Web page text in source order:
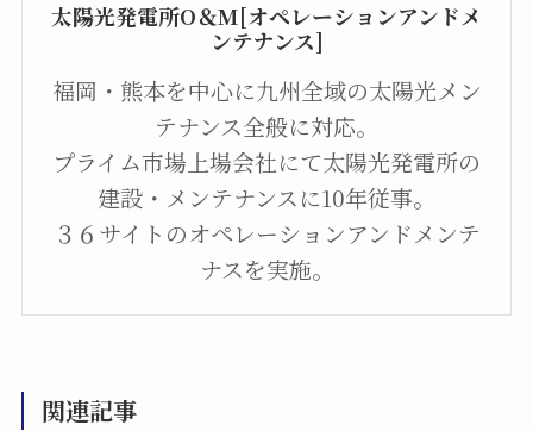
太陽光発電所O＆M[オペレーションアンドメ
ンテナンス]
福岡・熊本を中心に九州全域の太陽光メン
テナンス全般に対応。
プライム市場上場会社にて太陽光発電所の
建設・メンテナンスに10年従事。
３６サイトのオペレーションアンドメンテ
ナスを実施。
関連記事